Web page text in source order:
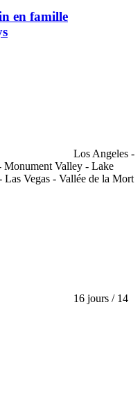
en famille
Los Angeles -
Monument Valley - Lake
Vegas - Vallée de la Mort
16 jours / 14